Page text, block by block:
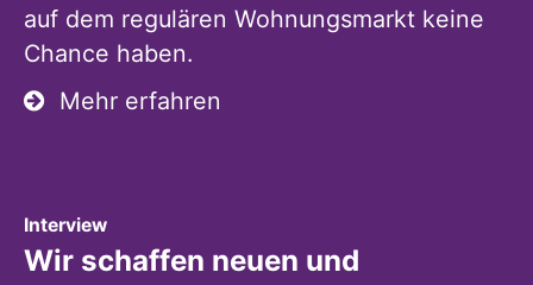
auf dem regulären Wohnungsmarkt keine
Chance haben.
Mehr erfahren
Interview:
Wir schaffen neuen und